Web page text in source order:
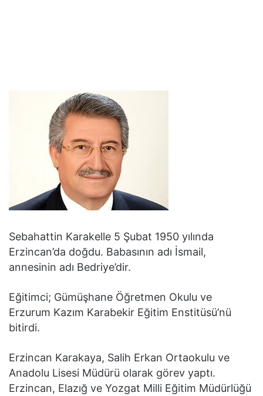
Sebahattin Karakelle 5 Şubat 1950 yılında
Erzincan’da doğdu. Babasının adı İsmail,
annesinin adı Bedriye’dir.
Eğitimci; Gümüşhane Öğretmen Okulu ve
Erzurum Kazım Karabekir Eğitim Enstitüsü’nü
bitirdi.
Erzincan Karakaya, Salih Erkan Ortaokulu ve
Anadolu Lisesi Müdürü olarak görev yaptı.
Erzincan, Elazığ ve Yozgat Milli Eğitim Müdürlüğü